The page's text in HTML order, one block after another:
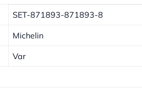
SET-871893-871893-8
Michelin
Var